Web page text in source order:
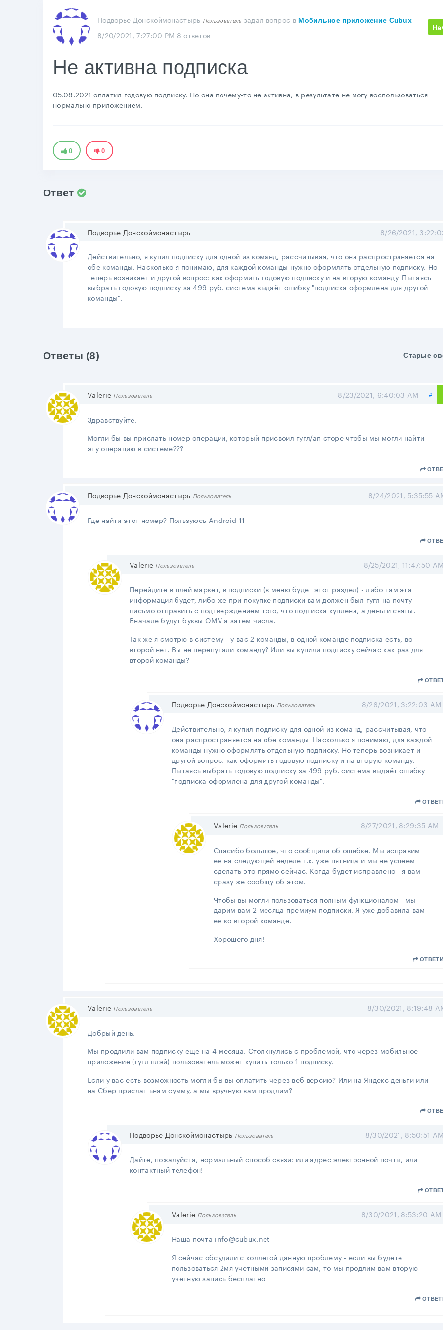
Подворье Донскоймонастырь Пользователь задал вопрос в Мобильное приложение Cubux
8/20/2021, 7:27:00 PM 8 ответов
Не активна подписка
05.08.2021 оплатил годовую подписку. Но она почему-то не активна, в результате не могу воспользоваться
нормально приложением.
0 0
Ответ
Подворье Донскоймонастырь 8/26/2021,
Действительно, я купил подписку для одной из команд, рассчитывая, что она распространяется на
обе команды. Насколько я понимаю, для каждой команды нужно оформлять отдельную подписку. Но
теперь возникает и другой вопрос: как оформить годовую подписку и на вторую команду. Пытаясь
выбрать годовую подписку за 499 руб. система выдаёт ошибку "подписка оформлена для другой
команды".
Ответы (8) Старые
Valerie Пользователь #
8/23/2021, 6:40:03 AM
Здравствуйте.
Могли бы вы прислать номер операции, который присвоил гугл/ап сторе чтобы мы могли найти
эту операцию в системе???
Подворье Донскоймонастырь Пользователь 8/24/2021, 5:35:55
Где найти этот номер? Пользуюсь Android 11
Valerie Пользователь 8/25/2021, 11:47:50 AM
Перейдите в плей маркет, в подписки (в меню будет этот раздел) - либо там эта
информация будет, либо же при покупке подписки вам должен был гугл на почту
письмо отправить с подтверждением того, что подписка куплена, а деньги сняты.
Вначале будут буквы OMV а затем числа.
Так же я смотрю в систему - у вас 2 команды, в одной команде подписка есть, во
второй нет. Вы не перепутали команду? Или вы купили подписку сейчас как раз для
второй команды?
Подворье Донскоймонастырь Пользователь 8/26/2021, 3:22:03 AM
Действительно, я купил подписку для одной из команд, рассчитывая, что
она распространяется на обе команды. Насколько я понимаю, для каждой
команды нужно оформлять отдельную подписку. Но теперь возникает и
другой вопрос: как оформить годовую подписку и на вторую команду.
Пытаясь выбрать годовую подписку за 499 руб. система выдаёт ошибку
"подписка оформлена для другой команды".
Valerie Пользователь 8/27/2021, 8:29:35 AM
Спасибо большое, что сообщили об ошибке. Мы исправим
ее на следующей неделе т.к. уже пятница и мы не успеем
сделать это прямо сейчас. Когда будет исправлено - я вам
сразу же сообщу об этом.
Чтобы вы могли пользоваться полным функционалом - мы
дарим вам 2 месяца премиум подписки. Я уже добавила вам
ее ко второй команде.
Хорошего дня!
Valerie Пользователь 8/30/2021, 8:19:48
Добрый день.
Мы продлили вам подписку еще на 4 месяца. Столкнулись с проблемой, что через мобильное
приложение (гугл плэй) пользователь может купить только 1 подписку.
Если у вас есть возможность могли бы вы оплатить через веб версию? Или на Яндекс деньги или
на Сбер прислат ьнам сумму, а мы вручную вам продлим?
Подворье Донскоймонастырь Пользователь 8/30/2021, 8:50:51 AM
Дайте, пожалуйста, нормальный способ связи: или адрес электронной почты, или
контактный телефон!
Valerie Пользователь 8/30/2021, 8:53:20 AM
Наша почта info@cubux.net
Я сейчас обсудили с коллегой данную проблему - если вы будете
пользоваться 2мя учетными записями сам, то мы продлим вам вторую
учетную запись бесплатно.